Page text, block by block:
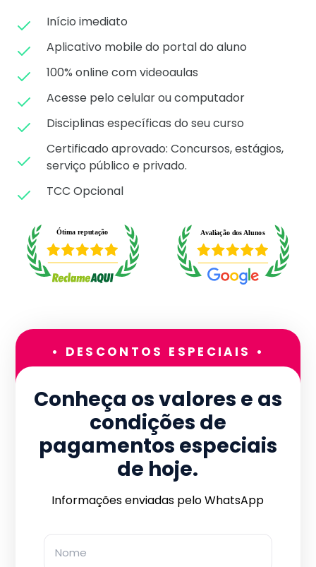
Início imediato
Aplicativo mobile do portal do aluno
100% online com videoaulas
Acesse pelo celular ou computador
Disciplinas específicas do seu curso
Certificado aprovado: Concursos, estágios,
serviço público e privado.
TCC Opcional
• DESCONTOS ESPECIAIS •
Conheça os valores e as
condições de
pagamentos especiais
de hoje.
Informações enviadas pelo WhatsApp